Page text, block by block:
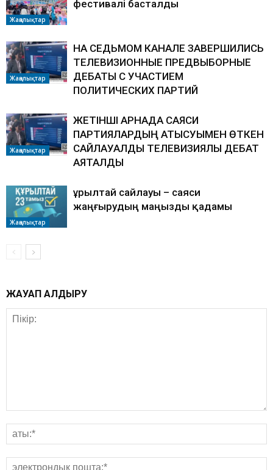
Жаңалықтар
фестивалі басталды
Жаңалықтар
НА СЕДЬМОМ КАНАЛЕ ЗАВЕРШИЛИСЬ
ТЕЛЕВИЗИОННЫЕ ПРЕДВЫБОРНЫЕ
ДЕБАТЫ С УЧАСТИЕМ
ПОЛИТИЧЕСКИХ ПАРТИЙ
Жаңалықтар
ЖЕТІНШІ АРНАДА САЯСИ
ПАРТИЯЛАРДЫҢ ҚАТЫСУЫМЕН ӨТКЕН
САЙЛАУАЛДЫ ТЕЛЕВИЗИЯЛЫҚ ДЕБАТ
АЯҚТАЛДЫ
Жаңалықтар
Құрылтай сайлауы – саяси
жаңғырудың маңызды қадамы
ЖАУАП ҚАЛДЫРУ